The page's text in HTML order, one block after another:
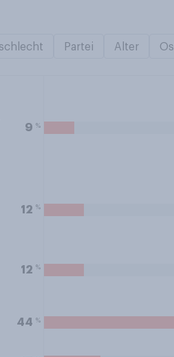
Partei Alter
9 %
12 %
12 %
44 %